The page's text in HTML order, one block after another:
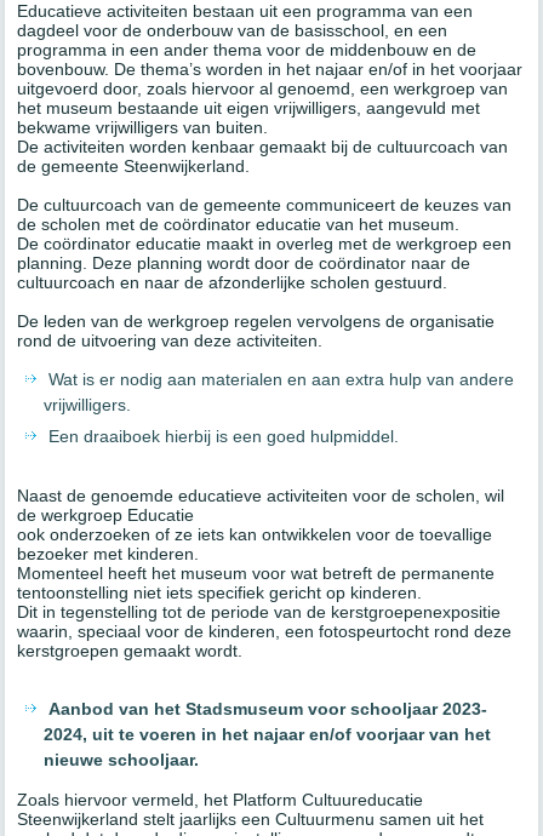
Educatieve activiteiten bestaan uit een programma van een
dagdeel voor de onderbouw van de basisschool, en een
programma in een ander thema voor de middenbouw en de
bovenbouw. De thema’s worden in het najaar en/of in het voorjaar
uitgevoerd door, zoals hiervoor al genoemd, een werkgroep van
het museum bestaande uit eigen vrijwilligers, aangevuld met
bekwame vrijwilligers van buiten.
De activiteiten worden kenbaar gemaakt bij de cultuurcoach van
de gemeente Steenwijkerland.
De cultuurcoach van de gemeente communiceert de keuzes van
de scholen met de coördinator educatie van het museum.
De coördinator educatie maakt in overleg met de werkgroep een
planning. Deze planning wordt door de coördinator naar de
cultuurcoach en naar de afzonderlijke scholen gestuurd.
De leden van de werkgroep regelen vervolgens de organisatie
rond de uitvoering van deze activiteiten.
Wat is er nodig aan materialen en aan extra hulp van andere
vrijwilligers.
Een draaiboek hierbij is een goed hulpmiddel.
Naast de genoemde educatieve activiteiten voor de scholen, wil
de werkgroep Educatie
ook onderzoeken of ze iets kan ontwikkelen voor de toevallige
bezoeker met kinderen.
Momenteel heeft het museum voor wat betreft de permanente
tentoonstelling niet iets specifiek gericht op kinderen.
Dit in tegenstelling tot de periode van de kerstgroepenexpositie
waarin, speciaal voor de kinderen, een fotospeurtocht rond deze
kerstgroepen gemaakt wordt.
Aanbod van het Stadsmuseum voor schooljaar 2023-
2024, uit te voeren in het najaar en/of voorjaar van het
nieuwe schooljaar.
Zoals hiervoor vermeld, het Platform Cultuureducatie
Steenwijkerland stelt jaarlijks een Cultuurmenu samen uit het